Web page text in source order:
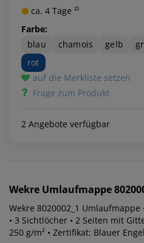
ca. 4 Tage ²⁾
Farbe:
blau
chamois gelb
rot
auf die Merkliste setzen
Frage zum Produkt
2 Angebote verfügbar
Wekre Umlaufmappe
Wekre 8020002_1 Umlaufmappe
• 3 Sichtlöcher • 2 Seiten mit
250 g/m² • Zertifikat: Blauer